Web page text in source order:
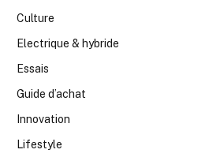
Culture
Electrique & hybride
Essais
Guide d’achat
Innovation
Lifestyle